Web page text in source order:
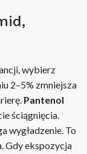
wybierz
2–5% zmniejsza
Pantenol
ściągnięcia.
wygładzenie. To
Gdy ekspozycja